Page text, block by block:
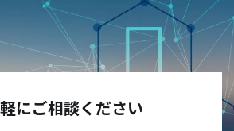
03-3588-0551
にご相談ください